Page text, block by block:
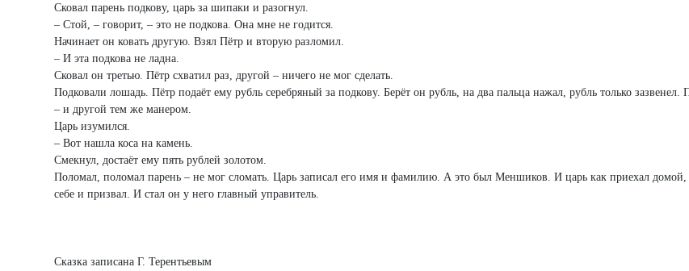
Сковал парень подкову, царь за шипаки и разогнул.
– Стой, – говорит, – это не подкова. Она мне не годится.
Начинает он ковать другую. Взял Пётр и вторую разломил.
– И эта подкова не ладна.
Сковал он третью. Пётр схватил раз, другой – ничего не мог сделать.
Подковали лошадь. Пётр подаёт ему рубль серебряный за подкову. Берёт он рубль, на два пальца нажал, рубль только зазвенел.
– и другой тем же манером.
Царь изумился.
– Вот нашла коса на камень.
Смекнул, достаёт ему пять рублей золотом.
Поломал, поломал парень – не мог сломать. Царь записал его имя и фамилию. А это был Меншиков. И царь как приехал домой,
себе и призвал. И стал он у него главный управитель.
Сказка записана Г. Терентьевым